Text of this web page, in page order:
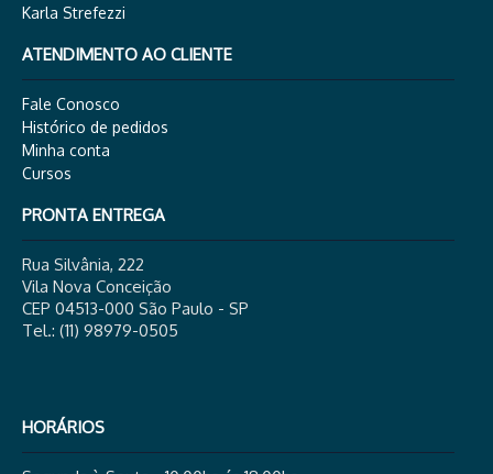
Karla Strefezzi
ATENDIMENTO AO CLIENTE
Fale Conosco
Histórico de pedidos
Minha conta
Cursos
PRONTA ENTREGA
Rua Silvânia, 222
Vila Nova Conceição
CEP 04513-000 São Paulo - SP
Tel.: (11) 98979-0505
HORÁRIOS